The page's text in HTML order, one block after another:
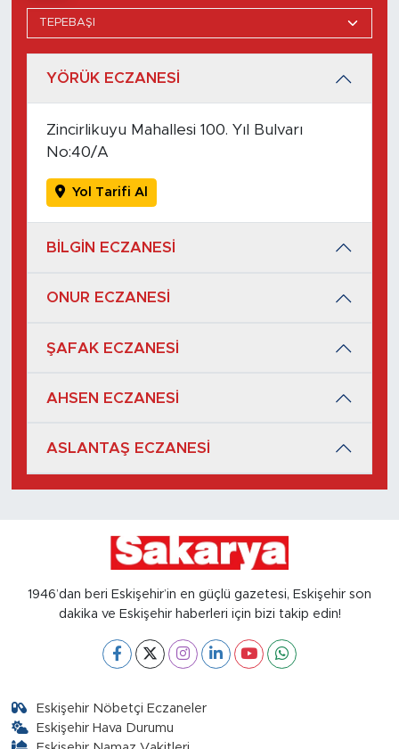
YÖRÜK ECZANESİ
Zincirlikuyu Mahallesi 100. Yıl Bulvarı
No:40/A
Yol Tarifi Al
BİLGİN ECZANESİ
ONUR ECZANESİ
ŞAFAK ECZANESİ
AHSEN ECZANESİ
ASLANTAŞ ECZANESİ
1946’dan beri Eskişehir’in en güçlü gazetesi, Eskişehir son
dakika ve Eskişehir haberleri için bizi takip edin!
Eskişehir Nöbetçi Eczaneler
Eskişehir Hava Durumu